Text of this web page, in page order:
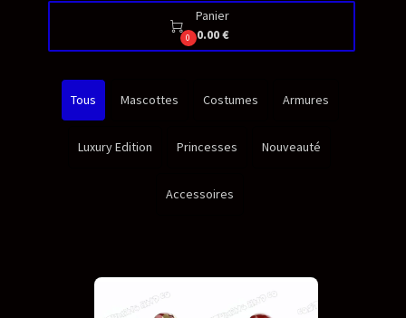

0
Panier
0.00 €
Tous Mascottes Costumes Armures
Luxury Edition Princesses Nouveauté
Accessoires